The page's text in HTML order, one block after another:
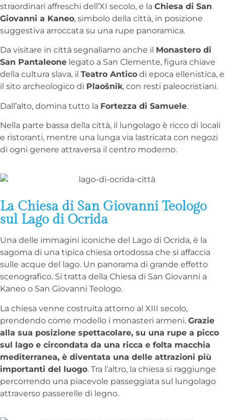
straordinari affreschi dell’XI secolo, e la Chiesa di San
Giovanni a Kaneo, simbolo della città, in posizione
suggestiva arroccata su una rupe panoramica.
Da visitare in città segnaliamo anche il Monastero di
San Pantaleone legato a San Clemente, figura chiave
della cultura slava, il Teatro Antico di epoca ellenistica, e
il sito archeologico di Plaošnik, con resti paleocristiani.
Dall’alto, domina tutto la Fortezza di Samuele.
Nella parte bassa della città, il lungolago è ricco di locali
e ristoranti, mentre una lunga via lastricata con negozi
di ogni genere attraversa il centro moderno.
La Chiesa di San Giovanni Teologo
sul Lago di Ocrida
Una delle immagini iconiche del Lago di Ocrida, è la
sagoma di una tipica chiesa ortodossa che si affaccia
sulle acque del lago. Un panorama di grande effetto
scenografico. Si tratta della Chiesa di San Giovanni a
Kaneo o San Giovanni Teologo.
La chiesa venne costruita attorno al XIII secolo,
prendendo come modello i monasteri armeni. Grazie
alla sua posizione spettacolare, su una rupe a picco
sul lago e circondata da una ricca e folta macchia
mediterranea, è diventata una delle attrazioni più
importanti del luogo. Tra l’altro, la chiesa si raggiunge
percorrendo una piacevole passeggiata sul lungolago
attraverso passerelle di legno.